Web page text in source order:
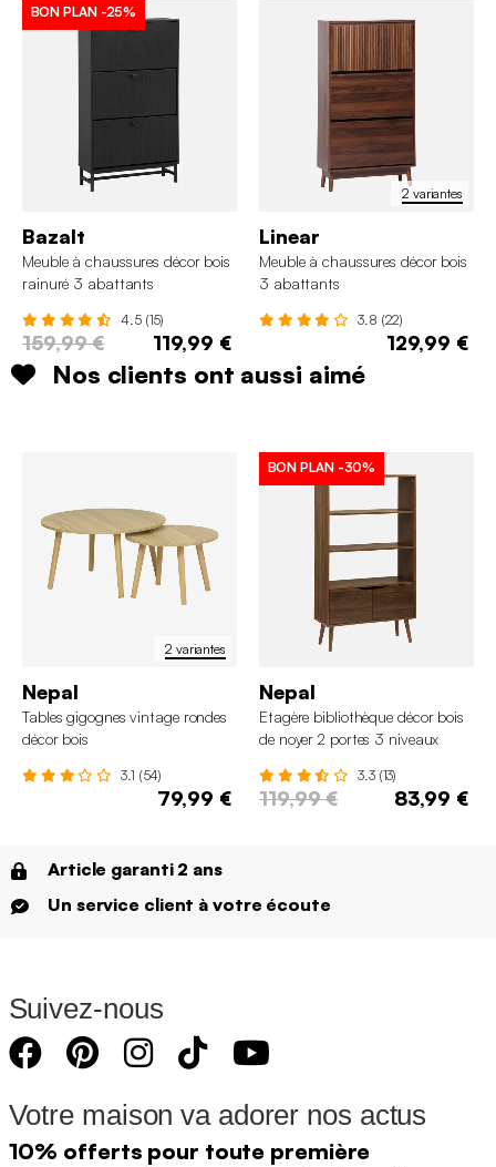
BON PLAN -25%
Bazalt
Meuble à chaussures décor bois
rainuré 3 abattants
4.5 (15)
159,99 € 119,99 €
2 variantes
Linear
Meuble à chaussures décor bois
3 abattants
3.8 (22)
129,99 €
Nos clients ont aussi aimé
2 variantes
Nepal
Tables gigognes vintage rondes
décor bois
3.1 (54)
79,99 €
BON PLAN -30%
Nepal
Etagère bibliothèque décor bois
de noyer 2 portes 3 niveaux
3.3 (13)
119,99 € 83,99 €
Article garanti 2 ans
Un service client à votre écoute
Suivez-nous
Votre maison va adorer nos actus
10% offerts pour toute première